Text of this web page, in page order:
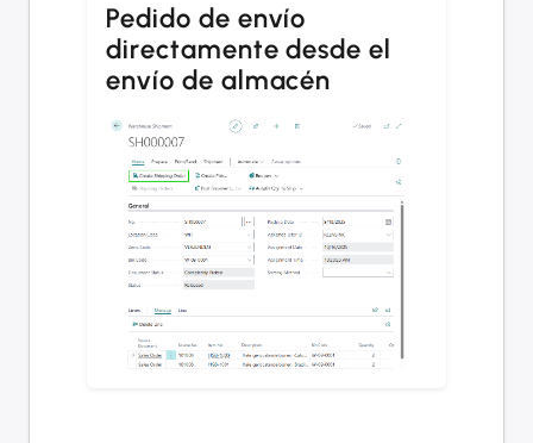
Pedido de envío
directamente desde el
envío de almacén